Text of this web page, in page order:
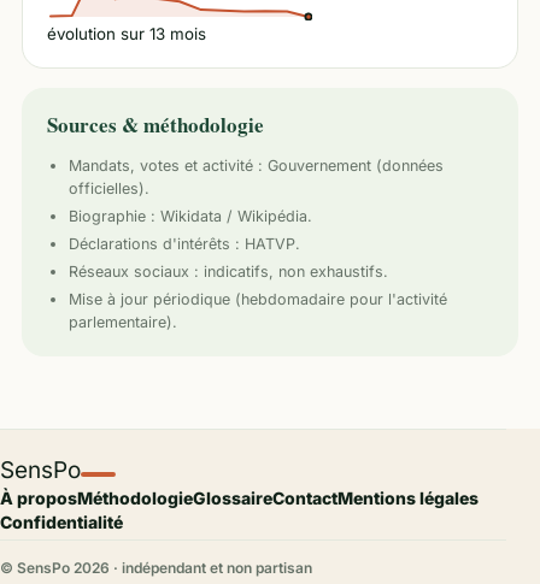
évolution sur 13 mois
Sources & méthodologie
Mandats, votes et activité : Gouvernement (données
officielles).
Biographie : Wikidata / Wikipédia.
Déclarations d'intérêts : HATVP.
Réseaux sociaux : indicatifs, non exhaustifs.
Mise à jour périodique (hebdomadaire pour l'activité
parlementaire).
SensPo
À proposMéthodologieGlossaireContactMentions légales
Confidentialité
© SensPo 2026 · indépendant et non partisan